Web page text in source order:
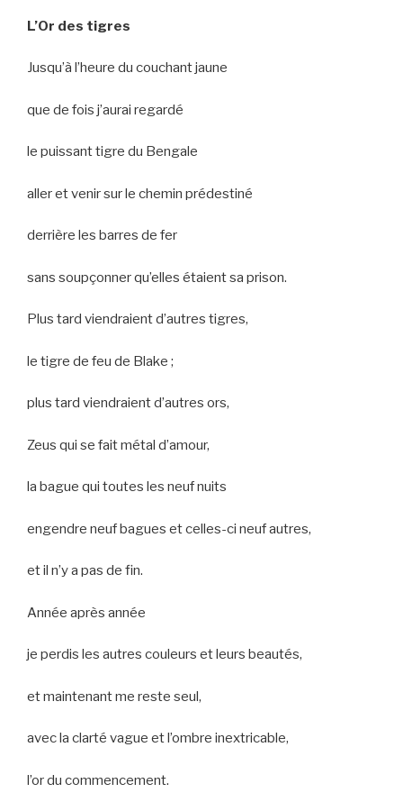
L’Or des tigres
Jusqu’à l’heure du couchant jaune
que de fois j’aurai regardé
le puissant tigre du Bengale
aller et venir sur le chemin prédestiné
derrière les barres de fer
sans soupçonner qu’elles étaient sa prison.
Plus tard viendraient d’autres tigres,
le tigre de feu de Blake ;
plus tard viendraient d’autres ors,
Zeus qui se fait métal d’amour,
la bague qui toutes les neuf nuits
engendre neuf bagues et celles-ci neuf autres,
et il n’y a pas de fin.
Année après année
je perdis les autres couleurs et leurs beautés,
et maintenant me reste seul,
avec la clarté vague et l’ombre inextricable,
l’or du commencement.